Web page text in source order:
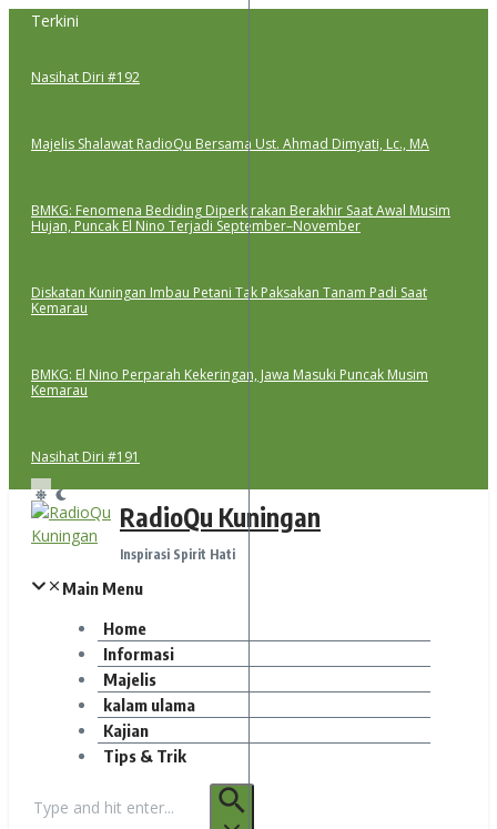
Lewati
Terkini
Nasihat Diri #192
Majelis Shalawat RadioQu Bersama Ust. Ahmad Dimyati, Lc., MA
BMKG: Fenomena Bediding Diperkirakan Berakhir Saat Awal Musim
Hujan, Puncak El Nino Terjadi September–November
Diskatan Kuningan Imbau Petani Tak Paksakan Tanam Padi Saat
Kemarau
BMKG: El Nino Perparah Kekeringan, Jawa Masuki Puncak Musim
Kemarau
Nasihat Diri #191
RadioQu Kuningan
Inspirasi Spirit Hati
Main Menu
Home
Informasi
Majelis
kalam ulama
Kajian
Tips & Trik
untuk: